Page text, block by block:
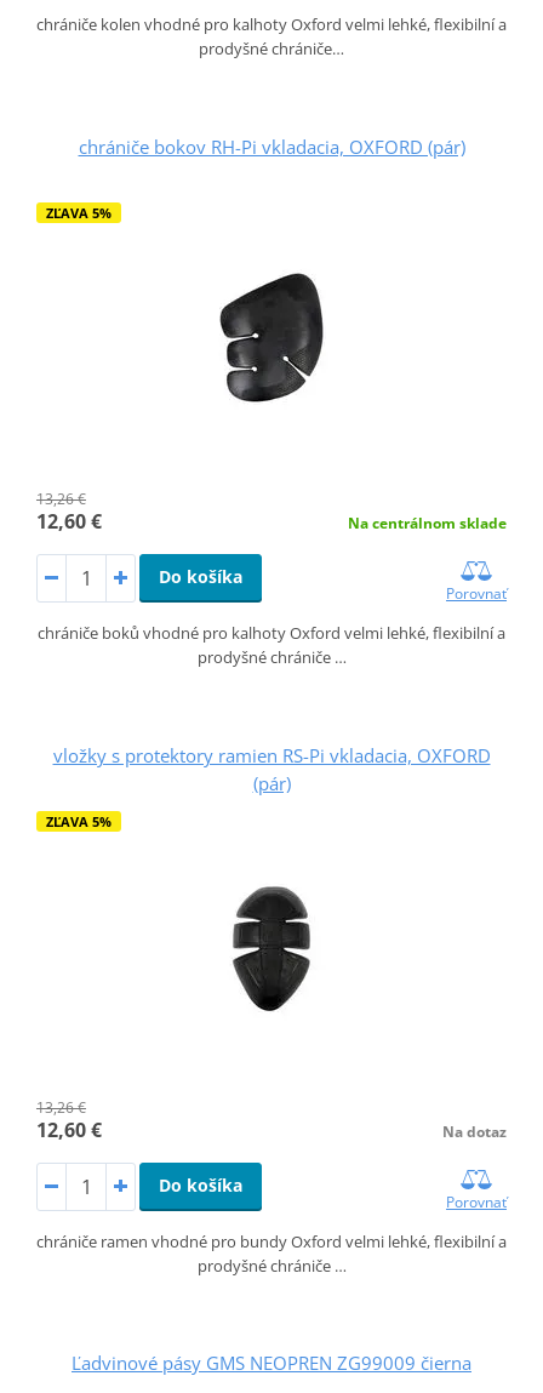
chrániče kolen vhodné pro kalhoty Oxford velmi lehké, flexibilní a
prodyšné chrániče…
chrániče bokov RH-Pi vkladacia, OXFORD (pár)
ZĽAVA 5%
13,26 €
12,60 € Na centrálnom sklade
Do košíka
Porovnať
chrániče boků vhodné pro kalhoty Oxford velmi lehké, flexibilní a
prodyšné chrániče …
vložky s protektory ramien RS-Pi vkladacia, OXFORD
(pár)
ZĽAVA 5%
13,26 €
12,60 € Na dotaz
Do košíka
Porovnať
chrániče ramen vhodné pro bundy Oxford velmi lehké, flexibilní a
prodyšné chrániče …
Ľadvinové pásy GMS NEOPREN ZG99009 čierna